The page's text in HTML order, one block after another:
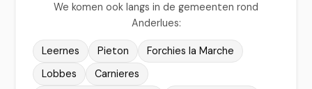
We komen ook langs in de gemeenten rond
Anderlues:
Leernes Pieton
Forchies la Marche
Lobbes
Carnieres